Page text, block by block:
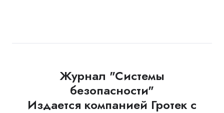
Журнал "Системы
безопасности"
Издается компанией Гротек с